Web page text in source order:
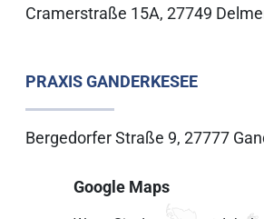
Cramerstraße 15A, 27749
PRAXIS GANDERKESEE
Bergedorfer Straße 9, 27777
Google Maps